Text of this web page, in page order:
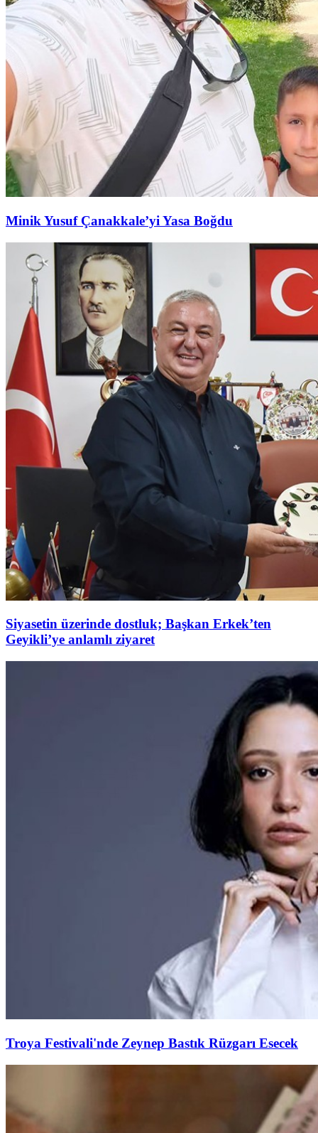
Minik Yusuf Çanakkale’yi Yasa Boğdu
Siyasetin üzerinde dostluk; Başkan Erkek’ten
Geyikli’ye anlamlı ziyaret
Troya Festivali'nde Zeynep Bastık Rüzgarı Esecek